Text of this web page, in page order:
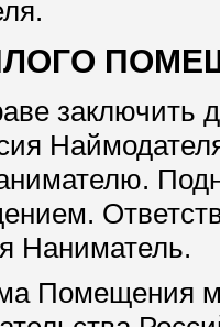
заключить
Наниматель.
Помещения